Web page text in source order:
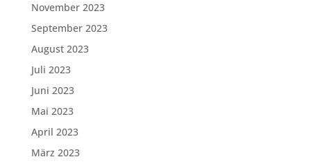
November 2023
September 2023
August 2023
Juli 2023
Juni 2023
Mai 2023
April 2023
März 2023